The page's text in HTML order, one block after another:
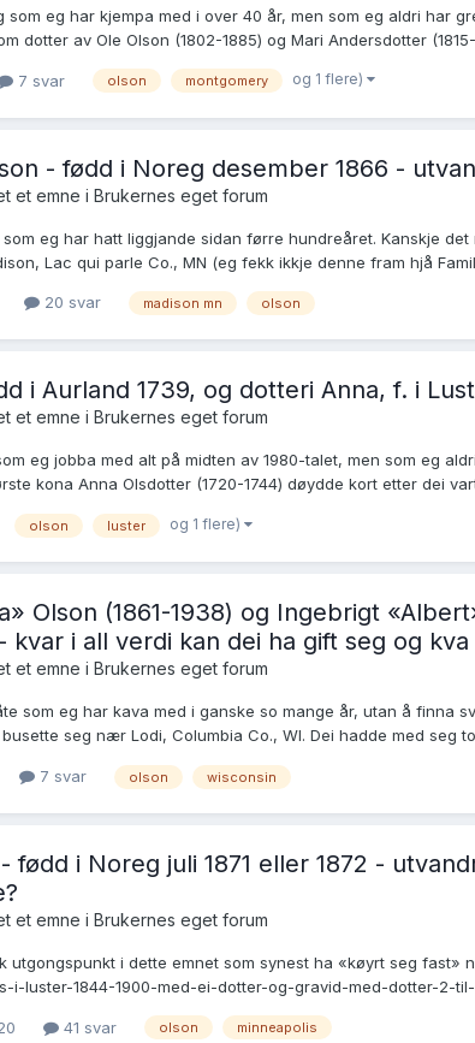
som eg har kjempa med i over 40 år, men som eg aldri har
dotter av Ole Olson (1802-1885) og Mari Andersdotter
7 svar olson montgomery og 1 flere)
- fødd i Noreg desember 1866 -
et emne i Brukernes eget forum
eg har hatt liggjande sidan førre hundreåret. Kanskje
Lac qui parle Co., MN (eg fekk ikkje denne fram hjå
20 svar madison mn olson
i Aurland 1739, og dotteri Anna, f. i
et emne i Brukernes eget forum
eg jobba med alt på midten av 1980-talet, men som eg
kona Anna Olsdotter (1720-1744) døydde kort etter dei
olson luster og 1 flere)
Olson (1861-1938) og Ingebrigt
kvar i all verdi kan dei ha gift seg og kva
et emne i Brukernes eget forum
som eg har kava med i ganske so mange år, utan å finna
seg nær Lodi, Columbia Co., WI. Dei hadde med seg
7 svar olson wisconsin
fødd i Noreg juli 1871 eller 1872 -
et emne i Brukernes eget forum
utgongspunkt i dette emnet som synest ha «køyrt seg
i-luster-1844-1900-med-ei-dotter-og-gravid-med-dotter-2-
41 svar olson minneapolis